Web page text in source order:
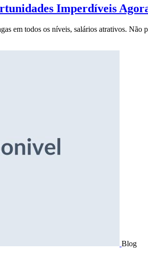
Imperdíveis
em todos os níveis, salários atrativos. Não
Blog